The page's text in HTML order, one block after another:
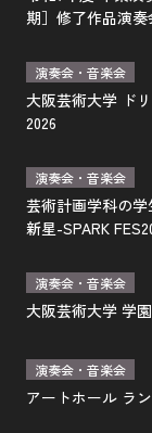
期］修了作品演奏
演奏会・音楽会
大阪芸術大学 ド
2026
演奏会・音楽会
芸術計画学科の
新星-SPARK
演奏会・音楽会
大阪芸術大学 学
演奏会・音楽会
アートホール ラ